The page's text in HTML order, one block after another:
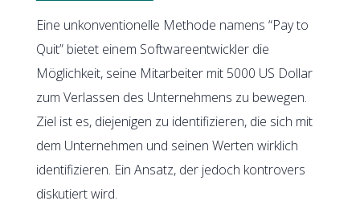
Eine unkonventionelle Methode namens “Pay to
Quit” bietet einem Softwareentwickler die
Möglichkeit, seine Mitarbeiter mit 5000 US Dollar
zum Verlassen des Unternehmens zu bewegen.
Ziel ist es, diejenigen zu identifizieren, die sich mit
dem Unternehmen und seinen Werten wirklich
identifizieren. Ein Ansatz, der jedoch kontrovers
diskutiert wird.